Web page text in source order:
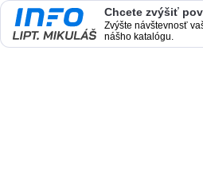
Chcete zvýšiť
Zvýšte návštevnosť
nášho katalógu.